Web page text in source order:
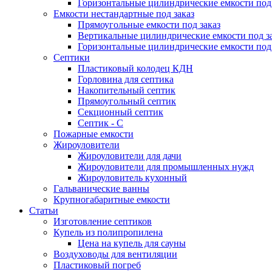
Горизонтальные цилиндрические емкости под
Емкости нестандартные под заказ
Прямоугольные емкости под заказ
Вертикальные цилиндрические емкости под
Горизонтальные цилиндрические емкости под
Септики
Пластиковый колодец КДН
Горловина для септика
Накопительный септик
Прямоугольный септик
Секционный септик
Септик - С
Пожарные емкости
Жироуловители
Жироуловители для дачи
Жироуловители для промышленных нужд
Жироуловитель кухонный
Гальванические ванны
Крупногабаритные емкости
Статьи
Изготовление септиков
Купель из полипропилена
Цена на купель для сауны
Воздуховоды для вентиляции
Пластиковый погреб